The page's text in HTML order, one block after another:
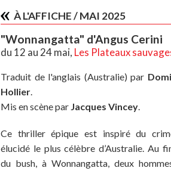
FONCTIONNEMENT
CONSEIL
CONTACTS
À L'AFFICHE / MAI 2025
"Wonnangatta" d'Angus Cerini
du 12 au 24 mai, Les Plateaux
Traduit de l'anglais (Australie) par
Hollier
Mis en scène par Jacques Vincey
Ce thriller épique est inspiré du
élucidé le plus célèbre d’Australie. Au
du bush, à Wonnangatta, deux